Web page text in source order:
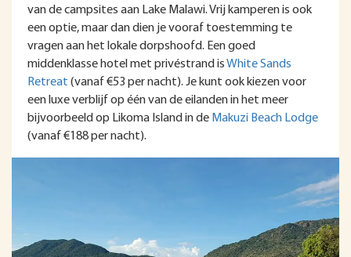
van de campsites aan Lake Malawi. Vrij kamperen is ook
een optie, maar dan dien je vooraf toestemming te
vragen aan het lokale dorpshoofd. Een goed
middenklasse hotel met privéstrand isWhite Sands
Retreat (vanaf €53 per nacht). Je kunt ook kiezen voor
een luxe verblijf op één van de eilanden in het meer
bijvoorbeeld op Likoma Island in de Makuzi Beach Lodge
(vanaf €188 per nacht).